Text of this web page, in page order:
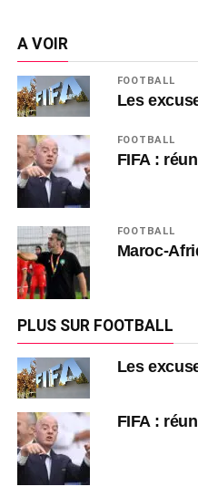
A VOIR
FOOTBALL
Les
FOOTBALL
FIFA :
FOOTBALL
Maroc-
PLUS SUR FOOTBALL
Les
FIFA :